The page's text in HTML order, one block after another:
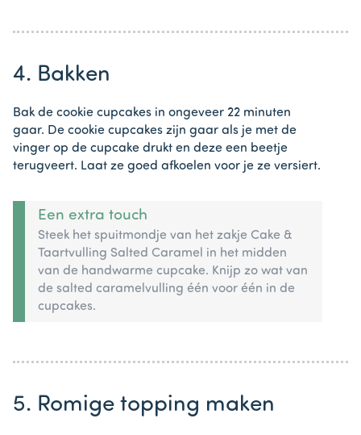
4. Bakken
Bak de cookie cupcakes in ongeveer 22 minuten
gaar. De cookie cupcakes zijn gaar als je met de
vinger op de cupcake drukt en deze een beetje
terugveert. Laat ze goed afkoelen voor je ze versiert.
Een extra touch
Steek het spuitmondje van het zakje Cake &
Taartvulling Salted Caramel in het midden
van de handwarme cupcake. Knijp zo wat van
de salted caramelvulling één voor één in de
cupcakes.
5. Romige topping maken